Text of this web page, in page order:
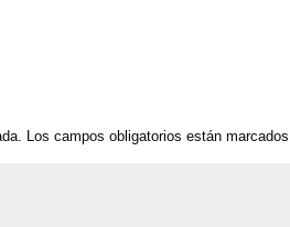
Los campos obligatorios están